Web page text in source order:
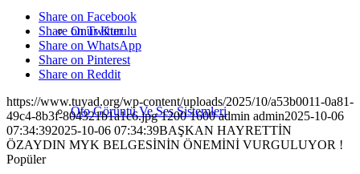
Onur Kurulu
Oto Görüntü Ve Ses Sistemleri
Share on Facebook
Share on Twitter
Share on WhatsApp
Share on Pinterest
Share on Reddit
https://www.tuyad.org/wp-content/uploads/2025/10/a53b0011-0a81-
49c4-8b3f-804321b1a1c6.jpg 1200 1600 admin admin2025-10-06
07:34:392025-10-06 07:34:39BAŞKAN HAYRETTİN
ÖZAYDIN MYK BELGESİNİN ÖNEMİNİ VURGULUYOR !
Popüler